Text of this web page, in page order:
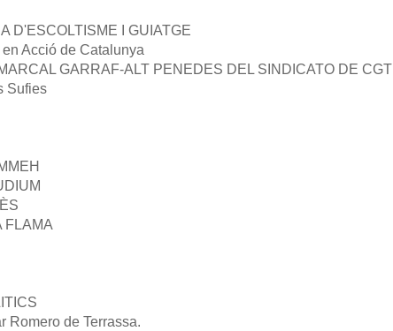
D'ESCOLTISME I GUIATGE
Acció de Catalunya
GARRAF-ALT PENEDES DEL SINDICATO DE CGT
Sufies
FLAMA
Romero de Terrassa.